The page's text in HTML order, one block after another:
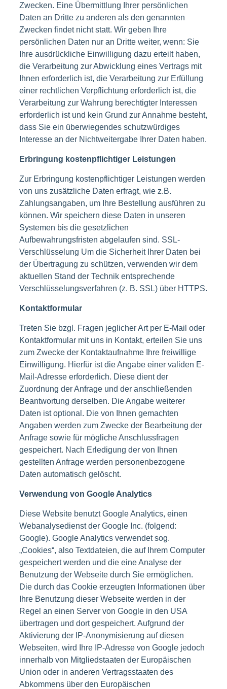
Zwecken. Eine Übermittlung Ihrer persönlichen
Daten an Dritte zu anderen als den genannten
Zwecken findet nicht statt. Wir geben Ihre
persönlichen Daten nur an Dritte weiter, wenn: Sie
Ihre ausdrückliche Einwilligung dazu erteilt haben,
die Verarbeitung zur Abwicklung eines Vertrags mit
Ihnen erforderlich ist, die Verarbeitung zur Erfüllung
einer rechtlichen Verpflichtung erforderlich ist, die
Verarbeitung zur Wahrung berechtigter Interessen
erforderlich ist und kein Grund zur Annahme besteht,
dass Sie ein überwiegendes schutzwürdiges
Interesse an der Nichtweitergabe Ihrer Daten haben.
Erbringung kostenpflichtiger Leistungen
Zur Erbringung kostenpflichtiger Leistungen werden
von uns zusätzliche Daten erfragt, wie z.B.
Zahlungsangaben, um Ihre Bestellung ausführen zu
können. Wir speichern diese Daten in unseren
Systemen bis die gesetzlichen
Aufbewahrungsfristen abgelaufen sind. SSL-
Verschlüsselung Um die Sicherheit Ihrer Daten bei
der Übertragung zu schützen, verwenden wir dem
aktuellen Stand der Technik entsprechende
Verschlüsselungsverfahren (z. B. SSL) über HTTPS.
Kontaktformular
Treten Sie bzgl. Fragen jeglicher Art per E-Mail oder
Kontaktformular mit uns in Kontakt, erteilen Sie uns
zum Zwecke der Kontaktaufnahme Ihre freiwillige
Einwilligung. Hierfür ist die Angabe einer validen E-
Mail-Adresse erforderlich. Diese dient der
Zuordnung der Anfrage und der anschließenden
Beantwortung derselben. Die Angabe weiterer
Daten ist optional. Die von Ihnen gemachten
Angaben werden zum Zwecke der Bearbeitung der
Anfrage sowie für mögliche Anschlussfragen
gespeichert. Nach Erledigung der von Ihnen
gestellten Anfrage werden personenbezogene
Daten automatisch gelöscht.
Verwendung von Google Analytics
Diese Website benutzt Google Analytics, einen
Webanalysedienst der Google Inc. (folgend:
Google). Google Analytics verwendet sog.
„Cookies“, also Textdateien, die auf Ihrem Computer
gespeichert werden und die eine Analyse der
Benutzung der Webseite durch Sie ermöglichen.
Die durch das Cookie erzeugten Informationen über
Ihre Benutzung dieser Webseite werden in der
Regel an einen Server von Google in den USA
übertragen und dort gespeichert. Aufgrund der
Aktivierung der IP-Anonymisierung auf diesen
Webseiten, wird Ihre IP-Adresse von Google jedoch
innerhalb von Mitgliedstaaten der Europäischen
Union oder in anderen Vertragsstaaten des
Abkommens über den Europäischen